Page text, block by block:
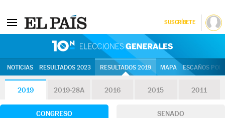
SUSCRÍBETE
NOTICIAS RESULTADOS 2023 RESULTADOS 2019 MAPA ESCAÑOS
2019 2019-28A 2016 2015 2011
CONGRESO SENADO